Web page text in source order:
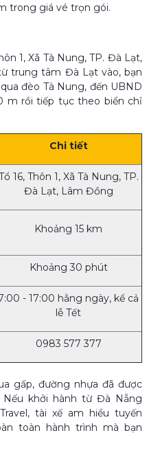
trong giá vé trọn gói.
1, Xã Tà Nung, TP. Đà Lạt,
trung tâm Đà Lạt vào, bạn
đèo Tà Nung, đến UBND
m rồi tiếp tục theo biển chỉ
Chi tiết
16, Thôn 1, Xã Tà Nung, TP.
Đà Lạt, Lâm Đồng
Khoảng 15 km
Khoảng 30 phút
- 17:00 hằng ngày, kể cả
lễ Tết
0983 577 377
gấp, đường nhựa đã được
khởi hành từ Đà Nẵng
tài xế am hiểu tuyến
toàn hành trình mà bạn